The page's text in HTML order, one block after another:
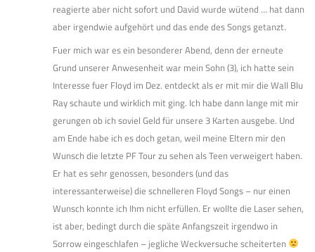
reagierte aber nicht sofort und David wurde wütend … hat dann
aber irgendwie aufgehört und das ende des Songs getanzt.
Fuer mich war es ein besonderer Abend, denn der erneute
Grund unserer Anwesenheit war mein Sohn (3), ich hatte sein
Interesse fuer Floyd im Dez. entdeckt als er mit mir die Wall Blu
Ray schaute und wirklich mit ging. Ich habe dann lange mit mir
gerungen ob ich soviel Geld für unsere 3 Karten ausgebe. Und
am Ende habe ich es doch getan, weil meine Eltern mir den
Wunsch die letzte PF Tour zu sehen als Teen verweigert haben.
Er hat es sehr genossen, besonders (und das
interessanterweise) die schnelleren Floyd Songs – nur einen
Wunsch konnte ich Ihm nicht erfüllen. Er wollte die Laser sehen,
ist aber, bedingt durch die späte Anfangszeit irgendwo in
Sorrow eingeschlafen – jegliche Weckversuche scheiterten